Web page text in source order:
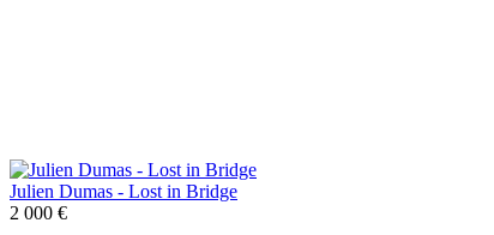
Julien Dumas - Lost in Bridge
2 000 €